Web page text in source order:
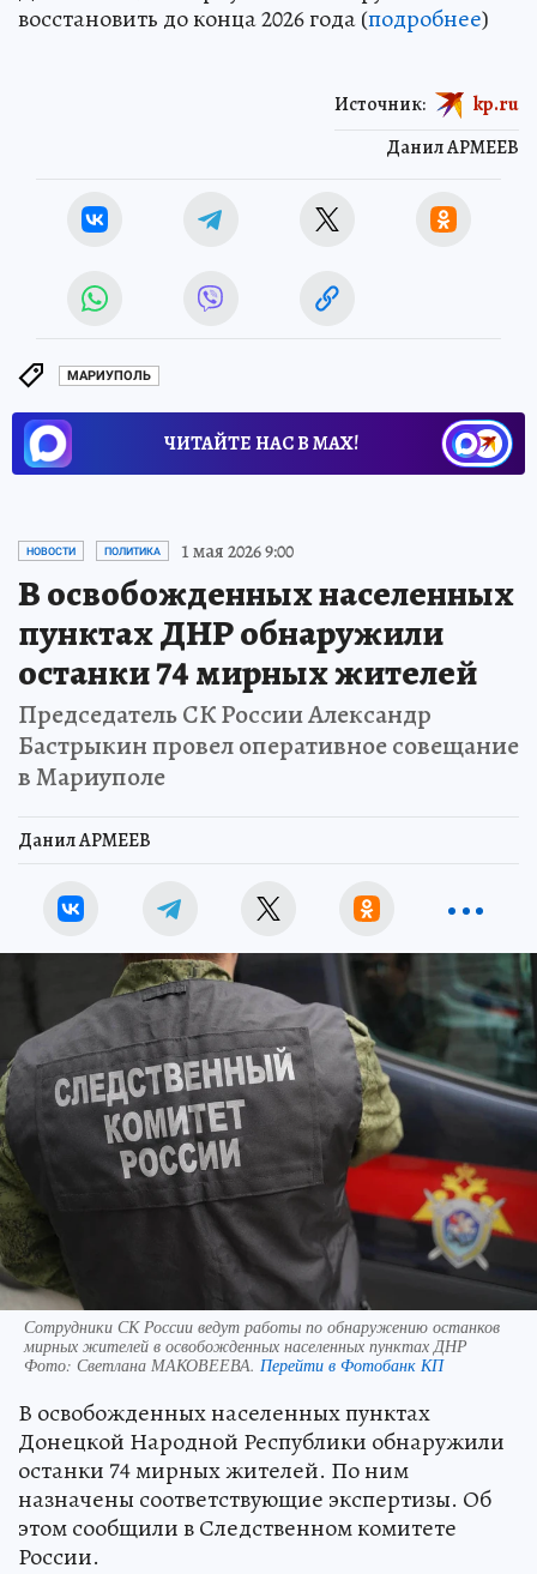
восстановить до конца 2026 года (подробнее)
Данил АРМЕЕВ
Источник: kp.ru
МАРИУПОЛЬ
ЧИТАЙТЕ НАС В МАХ!
НОВОСТИ ПОЛИТИКА 1 мая 2026 9:00
В освобожденных населенных
пунктах ДНР обнаружили
останки 74 мирных жителей
Председатель СК России Александр
Бастрыкин провел оперативное совещание
в Мариуполе
Данил АРМЕЕВ
Сотрудники СК России ведут работы по обнаружению останков
мирных жителей в освобожденных населенных пунктах ДНР
Фото: Светлана МАКОВЕЕВА. Перейти в Фотобанк КП
В освобожденных населенных пунктах
Донецкой Народной Республики обнаружили
останки 74 мирных жителей. По ним
назначены соответствующие экспертизы. Об
этом сообщили в Следственном комитете
России.